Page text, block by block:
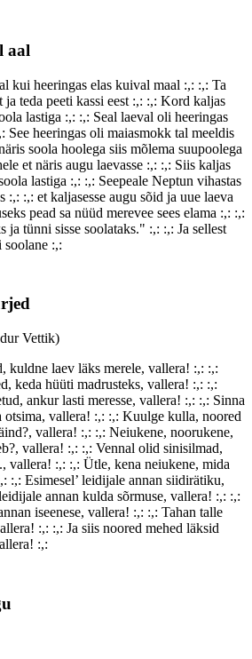
aal
kui heeringas elas kuival maal :,: :,: Ta
ja teda peeti kassi eest :,: :,: Kord kaljas
lastiga :,: :,: Seal laeval oli heeringas
See heeringas oli maiasmokk tal meeldis
soola hoolega siis mõlema suupoolega
et näris augu laevasse :,: :,: Siis kaljas
lastiga :,: :,: Seepeale Neptun vihastas
:,: et kaljasesse augu sõid ja uue laeva
pead sa nüüd merevee sees elama :,: :,:
ja tünni sisse soolataks." :,: :,: Ja sellest
soolane :,:
Vettik)
kuldne laev läks merele, vallera! :,: :,:
keda hüüti madrusteks, vallera! :,: :,:
ankur lasti meresse, vallera! :,: :,: Sinna
otsima, vallera! :,: :,: Kuulge kulla, noored
vallera! :,: :,: Neiukene, noorukene,
vallera! :,: :,: Vennal olid sinisilmad,
vallera! :,: :,: Ütle, kena neiukene, mida
:,: Esimesel’ leidijale annan siidirätiku,
annan kulda sõrmuse, vallera! :,: :,:
iseenese, vallera! :,: :,: Tahan talle
:,: :,: Ja siis noored mehed läksid
:,: